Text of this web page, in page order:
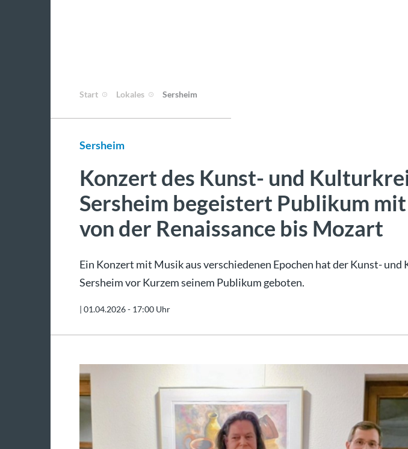
Start Lokales Sersheim
Sersheim
Konzert des Kunst- und
Sersheim begeistert Publikum
von der Renaissance bis Mozart
Ein Konzert mit Musik aus verschiedenen Epochen hat der Kunst- und
Sersheim vor Kurzem seinem Publikum geboten.
| 01.04.2026 - 17:00 Uhr